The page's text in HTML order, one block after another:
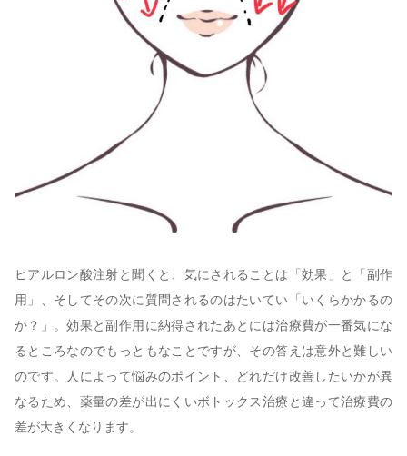
ヒアルロン酸注射と聞くと、気にされることは「効果」と「副作
用」、そしてその次に質問されるのはたいてい「いくらかかるの
か？」。効果と副作用に納得されたあとには治療費が一番気にな
るところなのでもっともなことですが、その答えは意外と難しい
のです。人によって悩みのポイント、どれだけ改善したいかが異
なるため、薬量の差が出にくいボトックス治療と違って治療費の
差が大きくなります。